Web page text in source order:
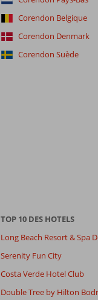
Corendon Belgique
Corendon Denmark
Corendon Suède
TOP 10 DES HOTELS
Long Beach Resort & Spa
Serenity Fun City
Costa Verde Hotel Club
Double Tree by Hilton